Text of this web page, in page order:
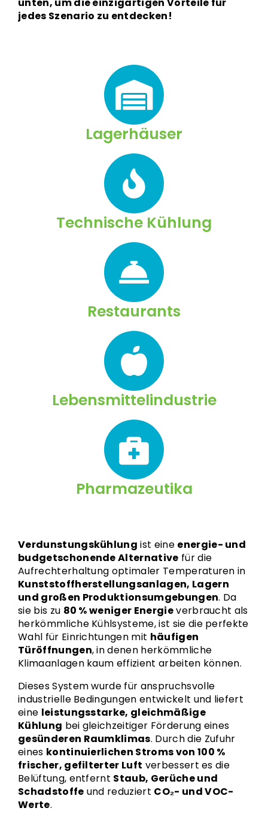
jedes Szenario zu entdecken!
Lagerhäuser
Technische Kühlung
Restaurants
Lebensmittelindustrie
Pharmazeutika
Verdunstungskühlung ist eine energie- und
budgetschonende Alternative für die
Aufrechterhaltung optimaler Temperaturen in
Kunststoffherstellungsanlagen, Lagern
und großen Produktionsumgebungen. Da
sie bis zu 80 % weniger Energieverbraucht als
herkömmliche Kühlsysteme, ist sie die perfekte
Wahl für Einrichtungen mit häufigen
Türöffnungen, in denen herkömmliche
Klimaanlagen kaum effizient arbeiten können.
Dieses System wurde für anspruchsvolle
industrielle Bedingungen entwickelt und liefert
eine leistungsstarke, gleichmäßige
Kühlung bei gleichzeitiger Förderung eines
gesünderen Raumklimas. Durch die Zufuhr
eines kontinuierlichen Stroms von 100 %
frischer, gefilterter Luft verbessert es die
Belüftung, entfernt Staub, Gerüche und
Schadstoffe und reduziert CO₂- und VOC-
Werte.